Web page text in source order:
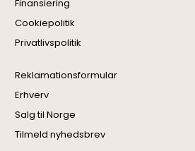
Finansiering
Cookiepolitik
Privatlivspolitik
Reklamationsformular
Erhverv
Salg til Norge
Tilmeld nyhedsbrev